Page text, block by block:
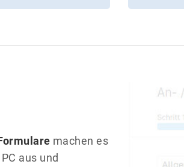
machen es
aus und